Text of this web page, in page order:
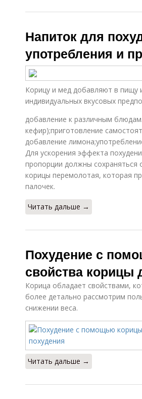
Вод для
Диета для
Напиток для
употребления и
Корицу и мед добавляют в пищу
индивидуальных вкусовых
добавление к различным
кефир);приготовление
добавление
Для ускорения эффекта
пропорции должны сохраняться
корицы перемолотая, которая
палочек.
Читать дальше →
Похудение с
свойства корицы
Корица обладает свойствами,
более детально рассмотрим
снижении веса.
Читать дальше →